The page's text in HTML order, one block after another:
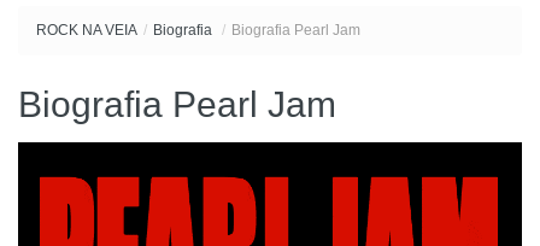
ROCK NA VEIA / Biografia / Biografia Pearl Jam
Biografia Pearl Jam